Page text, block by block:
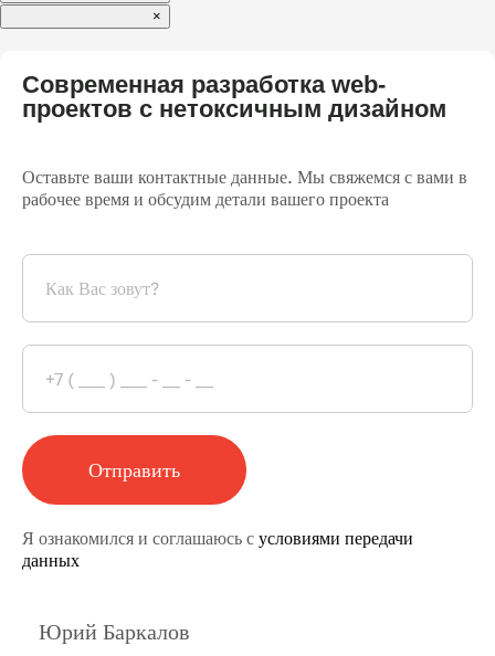
×
Современная разработка web-
проектов с нетоксичным дизайном
Оставьте ваши контактные данные. Мы свяжемся с вами в
рабочее время и обсудим детали вашего проекта
Отправить
Я ознакомился и соглашаюсь с условиями передачи
данных
Юрий Баркалов